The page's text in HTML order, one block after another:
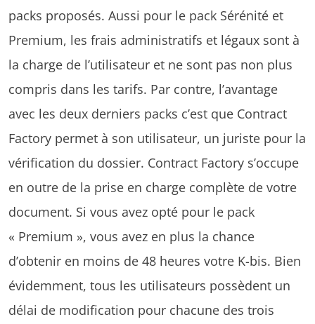
packs proposés. Aussi pour le pack Sérénité et
Premium, les frais administratifs et légaux sont à
la charge de l’utilisateur et ne sont pas non plus
compris dans les tarifs. Par contre, l’avantage
avec les deux derniers packs c’est que Contract
Factory permet à son utilisateur, un juriste pour la
vérification du dossier. Contract Factory s’occupe
en outre de la prise en charge complète de votre
document. Si vous avez opté pour le pack
« Premium », vous avez en plus la chance
d’obtenir en moins de 48 heures votre K-bis. Bien
évidemment, tous les utilisateurs possèdent un
délai de modification pour chacune des trois